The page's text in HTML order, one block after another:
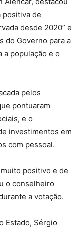
positiva de
desde 2020” e
do Governo para a
a população e o
pelos
pontuaram
e o
investimentos em
com pessoal.
positivo e de
o conselheiro
a votação.
Estado, Sérgio